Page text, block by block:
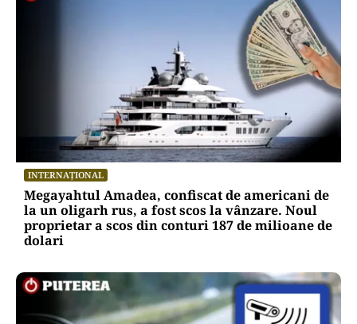
INTERNAȚIONAL
Megayahtul Amadea, confiscat de americani de
la un oligarh rus, a fost scos la vânzare. Noul
proprietar a scos din conturi 187 de milioane de
dolari